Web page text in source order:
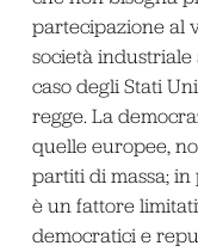
partecipazione al
società industriale
caso degli Stati
regge. La
quelle europee,
partiti di massa; in
è un fattore
democratici e